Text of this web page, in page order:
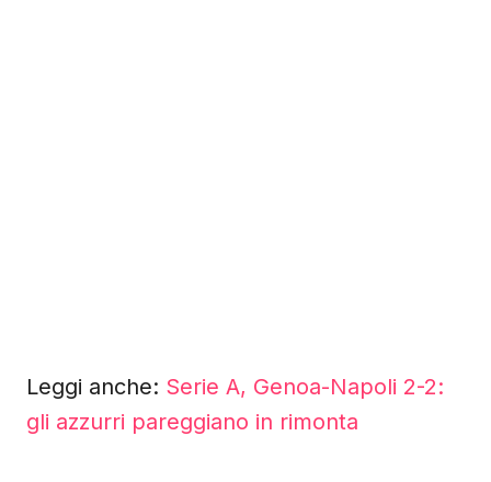
Leggi anche: Serie A, Genoa-Napoli 2-2:
gli azzurri pareggiano in rimonta